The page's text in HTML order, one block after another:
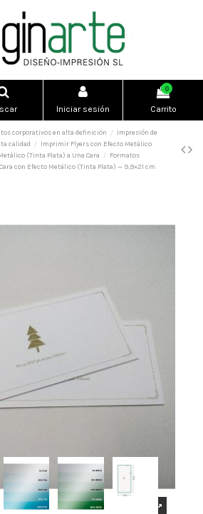
Iniciar sesión
0
Carrito
corporativos en alta definición
Impresión de
calidad
Imprimir Flyers con Efecto Metálico
(Tinta Plata) a Una Cara
Formatos
Cara con Efecto Metálico (Tinta Plata) — 9,9×21 cm